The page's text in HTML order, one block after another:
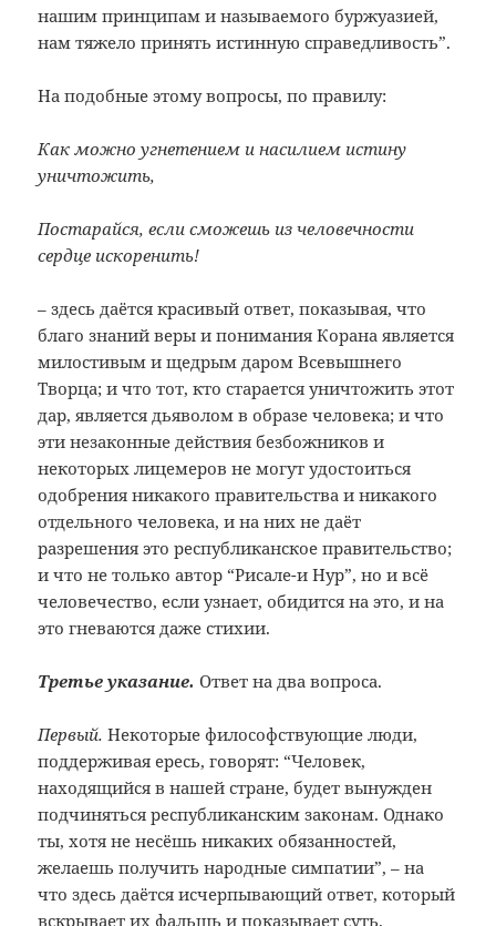
нашим принципам и называемого буржуазией,
нам тяжело принять истинную справедливость”.
На подобные этому вопросы, по правилу:
Как можно угнетением и насилием истину
уничтожить,
Постарайся, если сможешь из человечности
сердце искоренить!
– здесь даётся красивый ответ, показывая, что
благо знаний веры и понимания Корана является
милостивым и щедрым даром Всевышнего
Творца; и что тот, кто старается уничтожить этот
дар, является дьяволом в образе человека; и что
эти незаконные действия безбожников и
некоторых лицемеров не могут удостоиться
одобрения никакого правительства и никакого
отдельного человека, и на них не даёт
разрешения это республиканское правительство;
и что не только автор “Рисале-и Нур”, но и всё
человечество, если узнает, обидится на это, и на
это гневаются даже стихии.
Третье указание. Ответ на два вопроса.
Первый. Некоторые философствующие люди,
поддерживая ересь, говорят: “Человек,
находящийся в нашей стране, будет вынужден
подчиняться республиканским законам. Однако
ты, хотя не несёшь никаких обязанностей,
желаешь получить народные симпатии”, – на
что здесь даётся исчерпывающий ответ, который
вскрывает их фальшь и показывает суть.